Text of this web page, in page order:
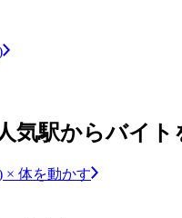
気駅からバイト
× 体を動かす